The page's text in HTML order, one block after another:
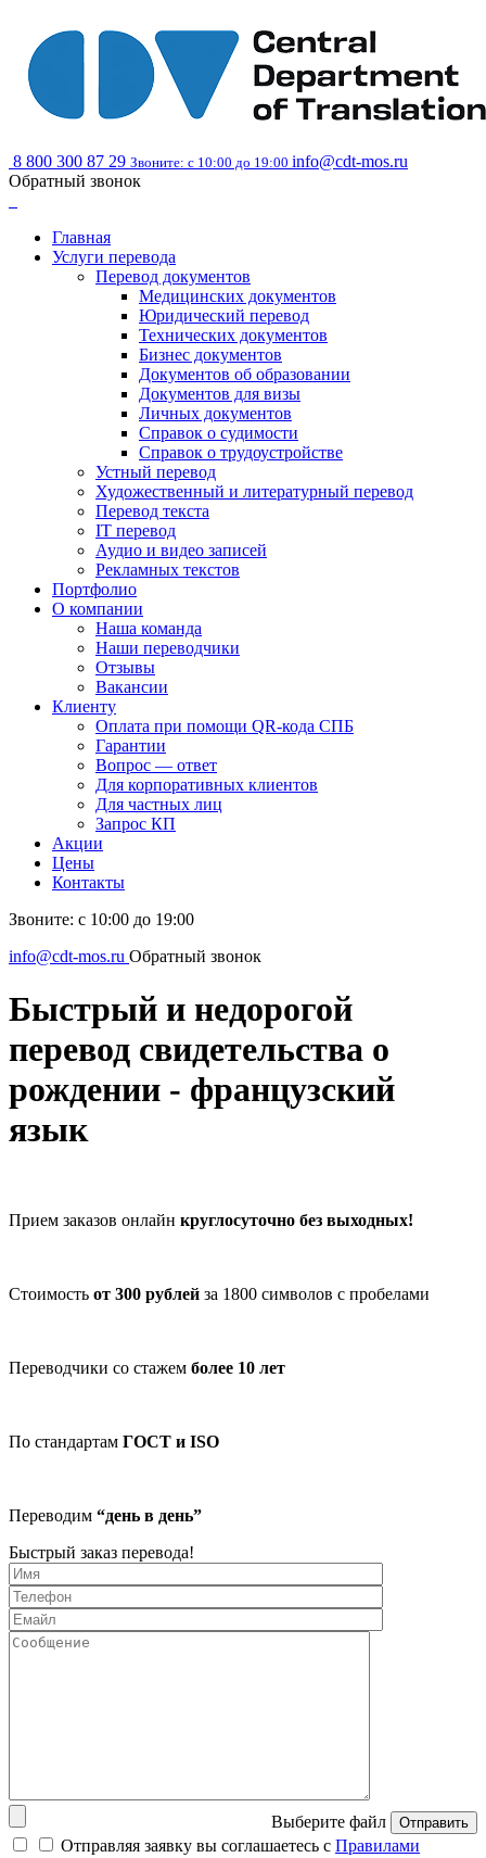
8 800 300 87 29 Звоните: с 10:00 до 19:00 info@cdt-mos.ru
Обратный звонок
Главная
Услуги перевода
Перевод документов
Медицинских документов
Юридический перевод
Технических документов
Бизнес документов
Документов об образовании
Документов для визы
Личных документов
Справок о судимости
Справок о трудоустройстве
Устный перевод
Художественный и литературный перевод
Перевод текста
IT перевод
Аудио и видео записей
Рекламных текстов
Портфолио
О компании
Наша команда
Наши переводчики
Отзывы
Вакансии
Клиенту
Оплата при помощи QR-кода СПБ
Гарантии
Вопрос — ответ
Для корпоративных клиентов
Для частных лиц
Запрос КП
Акции
Цены
Контакты
Звоните: с 10:00 до 19:00
info@cdt-mos.ru Обратный звонок
Быстрый и недорогой
перевод свидетельства о
рождении - французский
язык
Прием заказов онлайн круглосуточно без выходных!
Стоимость от 300 рублей за 1800 символов с пробелами
Переводчики со стажем более 10 лет
По стандартам ГОСТ и ISO
Переводим “день в день”
Быстрый заказ перевода!
Выберите файл Отправить
Отправляя заявку вы соглашаетесь с Правилами